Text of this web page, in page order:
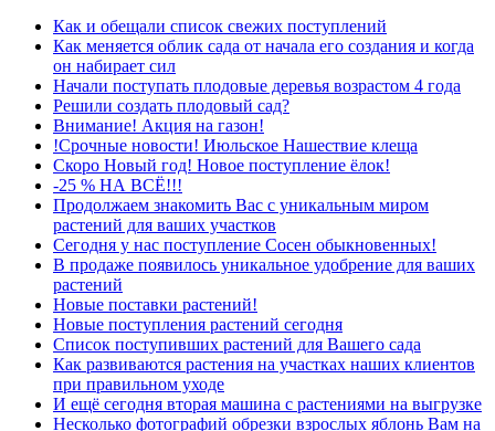
Как и обещали список свежих поступлений
Как меняется облик сада от начала его создания и когда
он набирает сил
Начали поступать плодовые деревья возрастом 4 года
Решили создать плодовый сад?
Внимание! Акция на газон!
!Срочные новости! Июльское Нашествие клеща
Скоро Новый год! Новое поступление ёлок!
-25 % НА ВСЁ!!!
Продолжаем знакомить Вас с уникальным миром
растений для ваших участков
Сегодня у нас поступление Сосен обыкновенных!
В продаже появилось уникальное удобрение для ваших
растений
Новые поставки растений!
Новые поступления растений сегодня
Список поступивших растений для Вашего сада
Как развиваются растения на участках наших клиентов
при правильном уходе
И ещё сегодня вторая машина с растениями на выгрузке
Несколько фотографий обрезки взрослых яблонь Вам на